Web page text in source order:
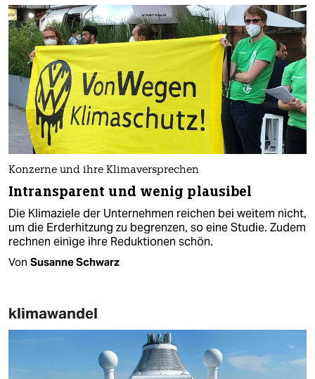
Konzerne und ihre Klimaversprechen
Intransparent und wenig plausibel
Die Klimaziele der Unternehmen reichen bei weitem nicht,
um die Erderhitzung zu begrenzen, so eine Studie. Zudem
rechnen einige ihre Reduktionen schön.
Von Susanne Schwarz
klimawandel